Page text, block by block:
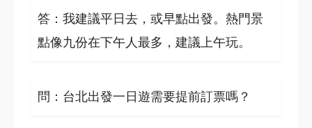
答：我建議平日去，或早點出發。熱門景
點像九份在下午人最多，建議上午玩。
問：台北出發一日遊需要提前訂票嗎？